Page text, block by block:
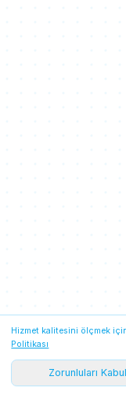
Zorunlu Çerezler
platform işlevleri için
Hizmet kalitesini ölçmek
Politikası
Zorunluları